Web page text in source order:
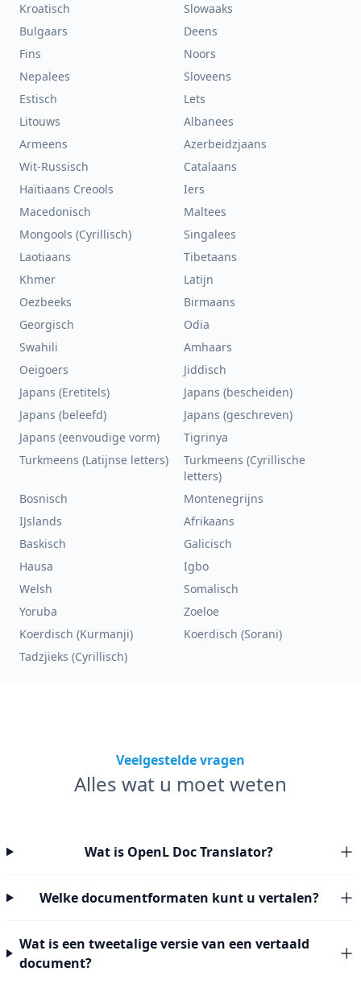
Kroatisch
Slowaaks
Bulgaars
Deens
Fins
Noors
Nepalees
Sloveens
Estisch
Lets
Litouws
Albanees
Armeens
Azerbeidzjaans
Wit-Russisch
Catalaans
Haïtiaans Creools
Iers
Macedonisch
Maltees
Mongools (Cyrillisch)
Singalees
Laotiaans
Tibetaans
Khmer
Latijn
Oezbeeks
Birmaans
Georgisch
Odia
Swahili
Amhaars
Oeigoers
Jiddisch
Japans (Eretitels)
Japans (bescheiden)
Japans (beleefd)
Japans (geschreven)
Japans (eenvoudige vorm)
Tigrinya
Turkmeens (Latijnse letters)
Turkmeens (Cyrillische
letters)
Bosnisch
Montenegrijns
IJslands
Afrikaans
Baskisch
Galicisch
Hausa
Igbo
Welsh
Somalisch
Yoruba
Zoeloe
Koerdisch (Kurmanji)
Koerdisch (Sorani)
Tadzjieks (Cyrillisch)
Veelgestelde vragen
Alles wat u moet weten
Wat is OpenL Doc Translator?
Welke documentformaten kunt u vertalen?
Wat is een tweetalige versie van een vertaald
document?